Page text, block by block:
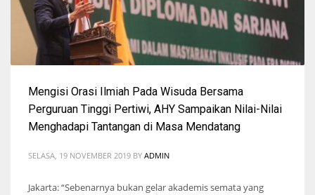
Mengisi Orasi Ilmiah Pada Wisuda Bersama
Perguruan Tinggi Pertiwi, AHY Sampaikan Nilai-Nilai
Menghadapi Tantangan di Masa Mendatang
SELASA, 19 NOVEMBER 2019 BY ADMIN
Jakarta: “Sebenarnya bukan gelar akademis semata yang